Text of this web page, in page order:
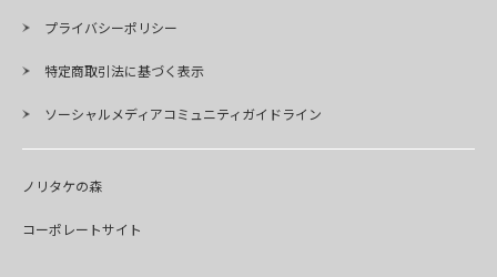
プライバシーポリシー
特定商取引法に基づく表示
ソーシャルメディアコミュニティガイドライン
ノリタケの森
コーポレートサイト